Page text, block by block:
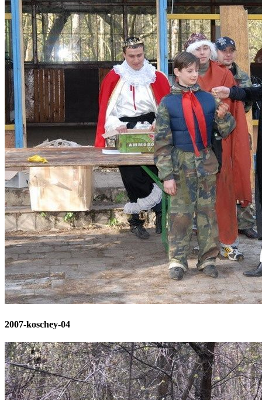
2007-koschey-04